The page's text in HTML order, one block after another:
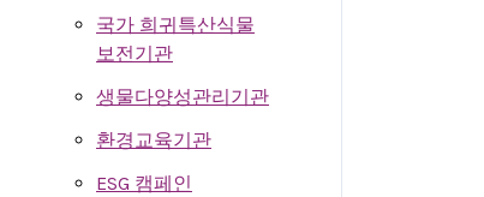
국가 희귀특산식물
보전기관
생물다양성관리기관
환경교육기관
ESG 캠페인